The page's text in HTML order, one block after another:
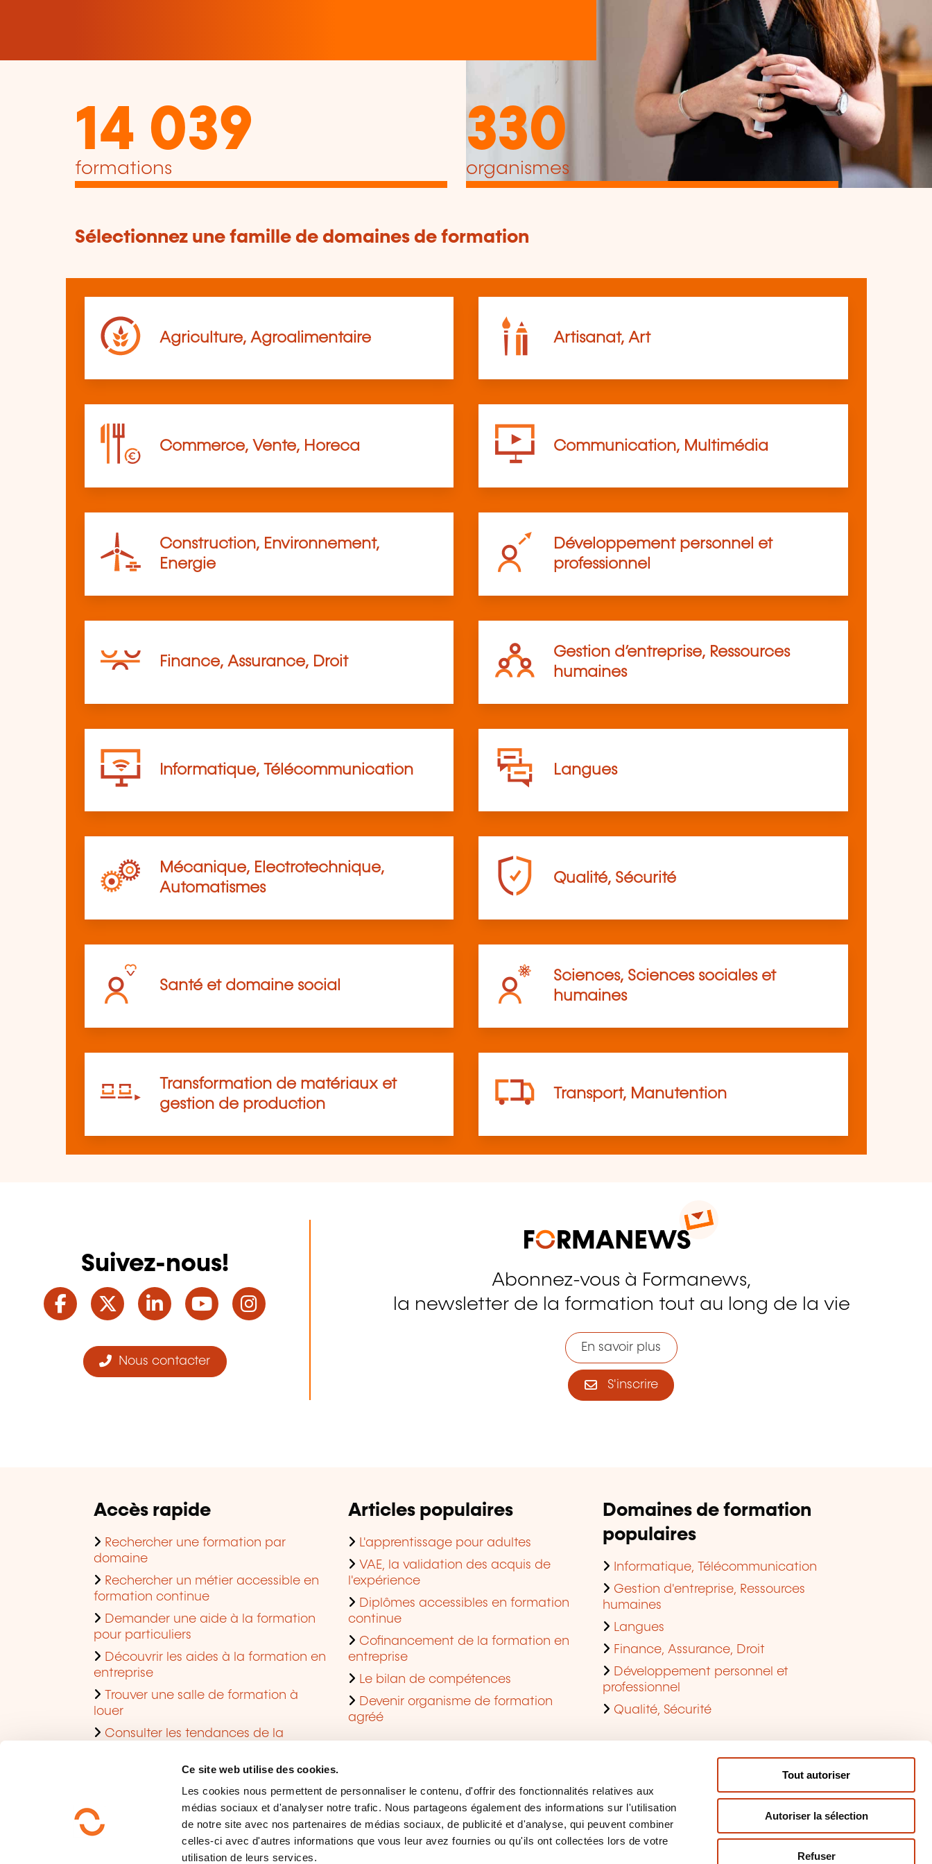
Ce site web utilise des cookies.
Les cookies nous permettent de personnaliser le contenu, d'offrir des fonctionnalités relatives aux
médias sociaux et d'analyser notre trafic. Nous partageons également des informations sur l'utilisation
de notre site avec nos partenaires de médias sociaux, de publicité et d'analyse, qui peuvent combiner
celles-ci avec d'autres informations que vous leur avez fournies ou qu'ils ont collectées lors de votre
utilisation de leurs services.
Tout autoriser
Autoriser la sélection
Refuser
14 039
formations
330
organismes
Sélectionnez une famille de domaines de formation
Agriculture, Agroalimentaire Artisanat, Art
Commerce, Vente, Horeca Communication, Multimédia
Construction, Environnement,
Energie
Développement personnel et
professionnel
Finance, Assurance, Droit
Gestion d’entreprise, Ressources
humaines
Informatique, Télécommunication Langues
Mécanique, Electrotechnique,
Automatismes
Qualité, Sécurité
Santé et domaine social
Sciences, Sciences sociales et
humaines
Transformation de matériaux et
gestion de production
Transport, Manutention
Suivez-nous!
Facebook
TwitterLinkedInYouTube
Nous contacter
Abonnez-vous à Formanews,
la newsletter de la formation tout au long de la vie
En savoir plus
S'inscrire
Accès rapide
Rechercher une formation par
domaine
Rechercher un métier accessible en
formation continue
Demander une aide à la formation
pour particuliers
Découvrir les aides à la formation en
entreprise
Trouver une salle de formation à
louer
Consulter les tendances de la
Articles populaires
L'apprentissage pour adultes
VAE, la validation des acquis de
l'expérience
Diplômes accessibles en formation
continue
Cofinancement de la formation en
entreprise
Le bilan de compétences
Devenir organisme de formation
agréé
Domaines de formation
populaires
Informatique, Télécommunication
Gestion d'entreprise, Ressources
humaines
Langues
Finance, Assurance, Droit
Développement personnel et
professionnel
Qualité, Sécurité